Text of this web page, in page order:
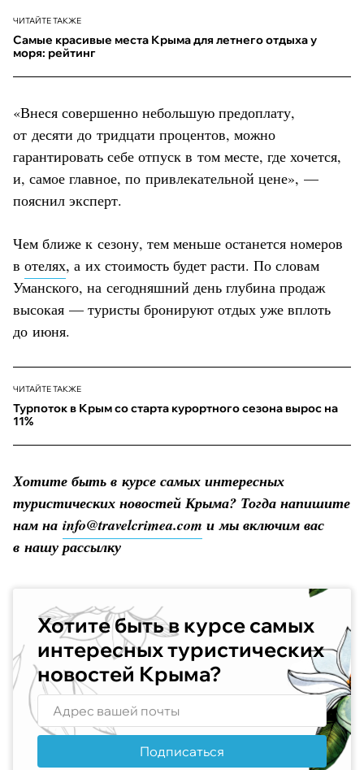
ЧИТАЙТЕ ТАКЖЕ
Самые красивые места Крыма для летнего отдыха у
моря: рейтинг
«Внеся совершенно небольшую предоплату,
от десяти до тридцати процентов, можно
гарантировать себе отпуск в том месте, где хочется,
и, самое главное, по привлекательной цене», —
пояснил эксперт.
Чем ближе к сезону, тем меньше останется номеров
в отелях, а их стоимость будет расти. По словам
Уманского, на сегодняшний день глубина продаж
высокая — туристы бронируют отдых уже вплоть
до июня.
ЧИТАЙТЕ ТАКЖЕ
Турпоток в Крым со старта курортного сезона вырос на
11%
Хотите быть в курсе самых интересных
туристических новостей Крыма? Тогда напишите
нам на info@travelcrimea.com и мы включим вас
в нашу рассылку
Хотите быть в курсе самых
интересных туристических
новостей Крыма?
Подписаться